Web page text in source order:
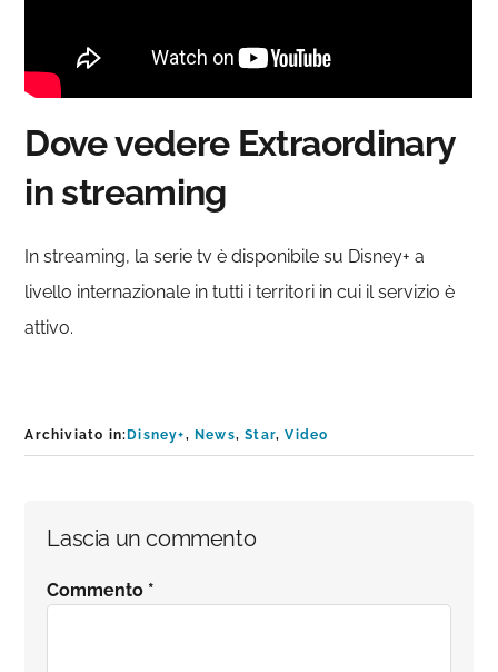
Dove vedere Extraordinary
in streaming
In streaming, la serie tv è disponibile su Disney+ a
livello internazionale in tutti i territori in cui il servizio è
attivo.
Archiviato in:Disney+,News,Star,Video
Interazioni
del
Lascia un commento
Commento *